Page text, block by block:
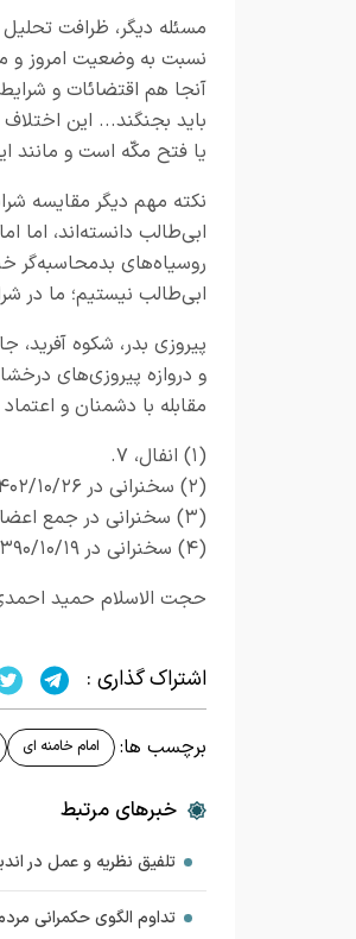
مسئله دیگر، ظرافت
نسبت به وضعیت امروز و
آنجا هم اقتضائات و شرایط
باید بجنگند... این
یا فتح مکّه است و مانند
نکته مهم دیگر مقایسه
ابی‌طالب دانسته‌اند، اما
روسیاه‌های بدمحاسبه‌گر
ابی‌طالب نیستیم؛ ما در
پیروزی بدر، شکوه
و دروازه پیروزی‌های
مقابله با دشمنان و
(۱) انفال، ۷.
(۲) سخنرانی در ۱۴۰۲/۱۰/۲۶.
(۳) سخنرانی در جمع اعضای مجلس خبرگان، ۱۳۹۷/۶/۱۵.
(۴) سخنرانی در ۱۳۹۰/۱۰/۱۹.
حجت الاسلام حمید
اشتراک گذاری :
برچسب ها: امام خامنه ای
خبرهای مرتبط
تلفیق نظریه و عمل در
تداوم الگوی حکمرانی